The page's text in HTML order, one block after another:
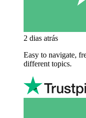
2 dias atrás
Easy to navigate,
different topics.